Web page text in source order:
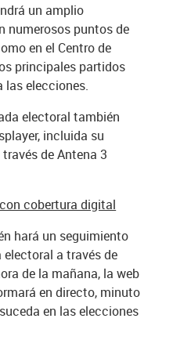
un amplio
numerosos puntos de
en el Centro de
principales partidos
las elecciones.
electoral también
incluida su
de Antena 3
cobertura digital
hará un seguimiento
a través de
de la mañana, la web
en directo, minuto
en las elecciones